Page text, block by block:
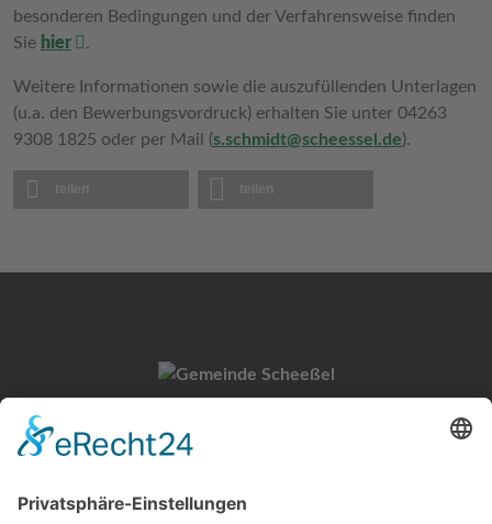
besonderen Bedingungen und der Verfahrensweise finden
Sie hier .
Weitere Informationen sowie die auszufüllenden Unterlagen
(u.a. den Bewerbungsvordruck) erhalten Sie unter 04263
9308 1825 oder per Mail (s.schmidt@scheessel.de).
teilen teilen
Gemeinde Scheeßel
27383 Scheeßel